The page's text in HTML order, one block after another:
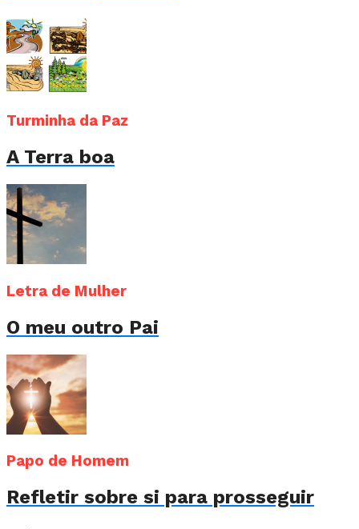
Turminha da Paz
A Terra boa
Letra de Mulher
O meu outro Pai
Papo de Homem
Refletir sobre si para prosseguir